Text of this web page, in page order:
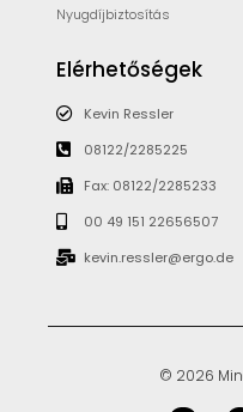
Nyugdíjbiztosítás
Elérhetőségek
Kevin Ressler
08122/2285225
Fax: 08122/2285233
00 49 151 22656507
kevin.ressler@ergo.de
© 2026